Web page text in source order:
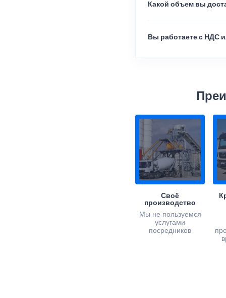
Какой объем вы
Вы работаете с НДС
Своё
производство
Мы не пользуемся
услугами
посредников